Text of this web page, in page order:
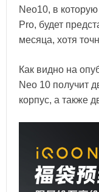
Neo10, в
Pro, будет
месяца, хотя
Как видно на
Neo 10 получит
корпус, а также